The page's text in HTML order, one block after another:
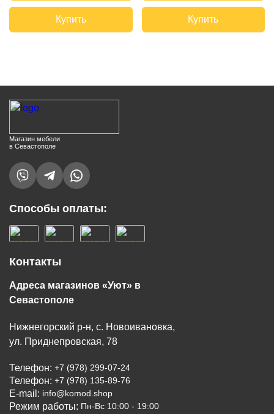
Купить Купить
Магазин мебели
в Севастополе
Способы оплаты:
Контакты
Адреса магазинов «Уют» в
Севастополе
Нижнегорский р-н, с. Новоивановка,
ул. Приднепровская, 78
Телефон: +7 (978) 299-07-24
Телефон: +7 (978) 135-89-76
E-mail: info@komod.shop
Режим работы: Пн-Вс 10:00 - 19:00